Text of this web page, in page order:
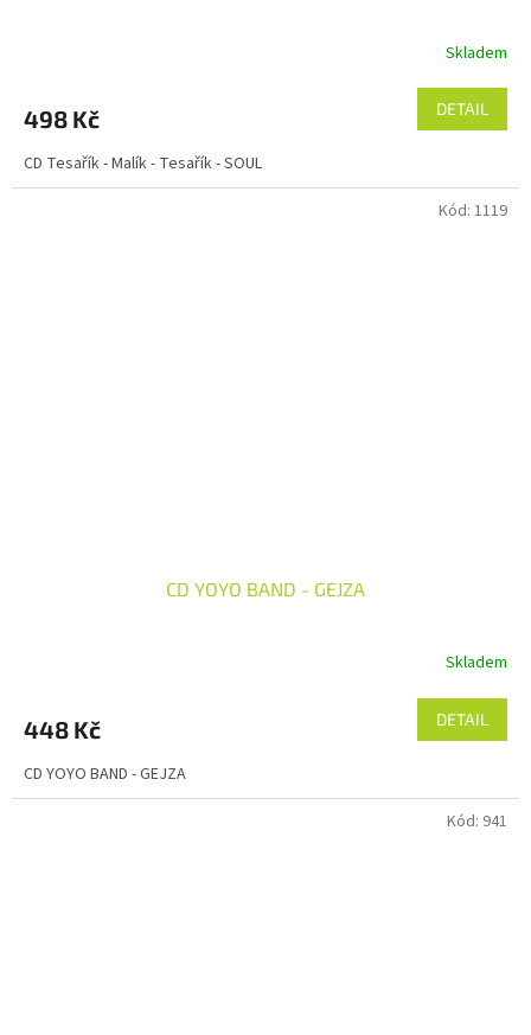
Skladem
498 Kč DETAIL
CD Tesařík - Malík - Tesařík - SOUL
CD YOYO BAND - GEJZA
Skladem
448 Kč DETAIL
CD YOYO BAND - GEJZA
Kód: 1119
Kód: 941